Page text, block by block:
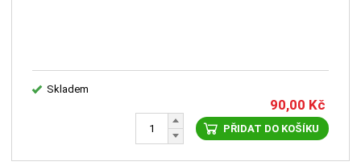
Skladem
90,00 Kč
PŘIDAT DO KOŠÍKU